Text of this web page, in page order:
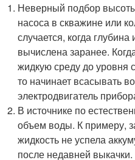
Неверный подбор
насоса в скважине или
случается, когда
вычислена заранее.
жидкую среду до уровня
то начинает всасывать
электродвигатель
В источнике по
объем воды. К примеру,
жидкость не успела
после недавней